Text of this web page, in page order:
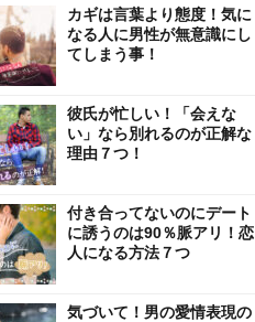
カギは言葉より態度！気に
なる人に男性が無意識にし
てしまう事！
彼氏が忙しい！「会えな
い」なら別れるのが正解な
理由７つ！
付き合ってないのにデート
に誘うのは90％脈アリ！恋
人になる方法７つ
気づいて！男の愛情表現の